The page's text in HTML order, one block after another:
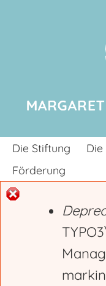
Die Stiftung
Förderung